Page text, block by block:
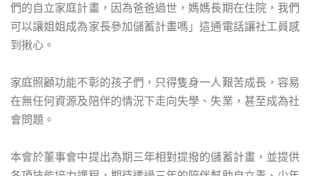
們的自立家庭計畫，因為爸爸過世，媽媽長期在住院，我們
可以讓姐姐成為家長參加儲蓄計畫嗎」這通電話讓社工員感
到揪心。
家庭照顧功能不彰的孩子們，只得隻身一人艱苦成長，容易
在無任何資源及陪伴的情況下走向失學、失業，甚至成為社
會問題。
本會於董事會中提出為期三年相對提撥的儲蓄計畫，並提供